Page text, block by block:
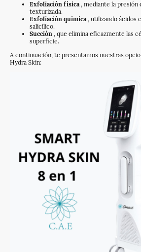
Exfoliación física, mediante la presión
texturizada.
Exfoliación química, utilizando ácidos
salicílico.
Succión , que elimina eficazmente las
superficie.
A continuación, te presentamos nuestras
Hydra Skin: